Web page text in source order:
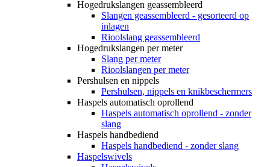
Hogedrukslangen geassembleerd
Slangen geassembleerd - gesorteerd op
inlagen
Rioolslang geassembleerd
Hogedrukslangen per meter
Slang per meter
Rioolslangen per meter
Pershulsen en nippels
Pershulsen, nippels en knikbeschermers
Haspels automatisch oprollend
Haspels automatisch oprollend - zonder
slang
Haspels handbediend
Haspels handbediend - zonder slang
Haspelswivels